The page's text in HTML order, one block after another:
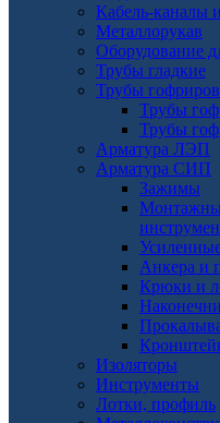
Кабель-каналы
Металлорукав
Оборудование
Трубы гладкие
Трубы
Трубы
Трубы
Арматура ЛЭП
Арматура СИП
Зажимы
Анкера и
Крюки и
Изоляторы
Инструменты
Лотки, профиль